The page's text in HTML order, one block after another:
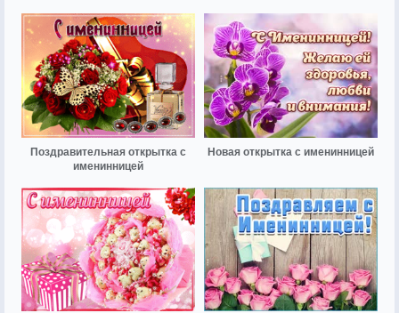
Поздравительная открытка с
именинницей
Новая открытка с именинницей